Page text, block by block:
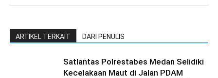
ARTIKEL TERKAIT DARI PENULIS
Satlantas Polrestabes Medan Selidiki
Kecelakaan Maut di Jalan PDAM